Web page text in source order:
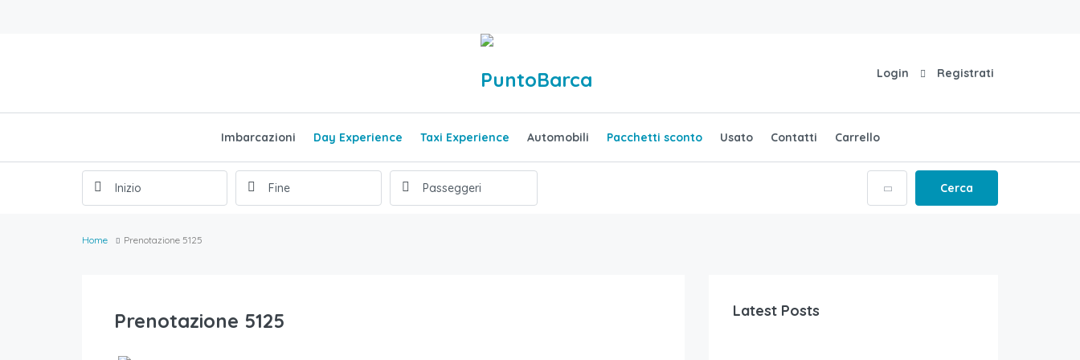
Login Registrati
Imbarcazioni Day Experience Taxi Experience Automobili Pacchetti sconto Usato Contatti Carrello
Cerca
Home Prenotazione 5125
Prenotazione 5125 Latest Posts